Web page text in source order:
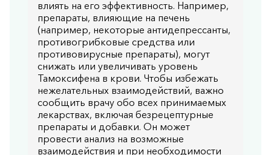
влиять на его эффективность. Например,
препараты, влияющие на печень
(например, некоторые антидепрессанты,
противогрибковые средства или
противовирусные препараты), могут
снижать или увеличивать уровень
Тамоксифена в крови. Чтобы избежать
нежелательных взаимодействий, важно
сообщить врачу обо всех принимаемых
лекарствах, включая безрецептурные
препараты и добавки. Он может
провести анализ на возможные
взаимодействия и при необходимости